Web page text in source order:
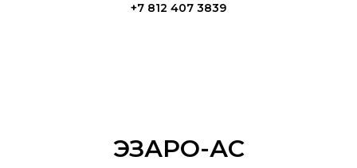
+7 812 407 3839
ЭЗАРО-АС